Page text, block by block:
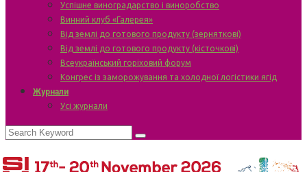
Успішне виноградарство і виноробство
Винний клуб «Галерея»
Від землі до готового продукту (зерняткові)
Від землі до готового продукту (кісточкові)
Всеукраїнський горіховий форум
Конгрес із заморожування та холодної логістики ягід
Журнали
Усі журнали